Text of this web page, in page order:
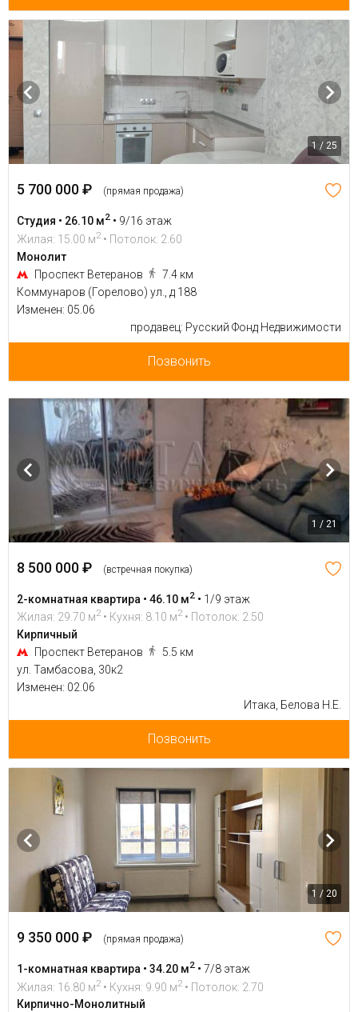
1 / 25
5 700 000 ₽ (прямая продажа)
Студия • 26.10 м2 • 9/16 этаж
Жилая: 15.00 м2 • Потолок: 2.60
Монолит
Проспект Ветеранов
7.4 км
Коммунаров (Горелово) ул., д 188
Изменен: 05.06
продавец: Русский Фонд Недвижимости
Позвонить
1 / 21
8 500 000 ₽ (встречная покупка)
2-комнатная квартира • 46.10 м2 • 1/9 этаж
Жилая: 29.70 м2 • Кухня: 8.10 м2 • Потолок: 2.50
Кирпичный
Проспект Ветеранов
5.5 км
ул. Тамбасова, 30к2
Изменен: 02.06
Итака, Белова Н.Е.
Позвонить
1 / 20
9 350 000 ₽ (прямая продажа)
1-комнатная квартира • 34.20 м2 • 7/8 этаж
Жилая: 16.80 м2 • Кухня: 9.90 м2 • Потолок: 2.70
Кирпично-Монолитный